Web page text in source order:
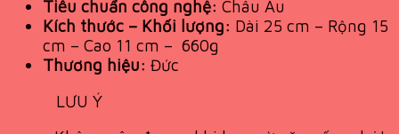
Tiêu chuẩn công nghệ: Châu Âu
Kích thước – Khối lượng: Dài 25 cm – Rộng 15
cm – Cao 11 cm – 660g
Thương hiệu: Đức
LƯU Ý